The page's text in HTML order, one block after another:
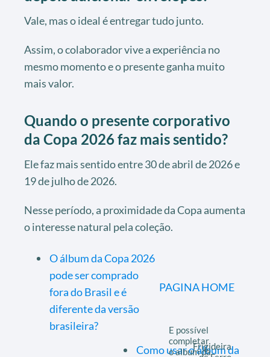
Vale, mas o ideal é entregar tudo junto.
Assim, o colaborador vive a experiência no
mesmo momento e o presente ganha muito
mais valor.
Quando o presente corporativo
da Copa 2026 faz mais sentido?
Ele faz mais sentido entre 30 de abril de 2026 e
19 de julho de 2026.
Nesse período, a proximidade da Copa aumenta
o interesse natural pela coleção.
O álbum da Copa 2026
pode ser comprado
fora do Brasil e é
diferente da versão
brasileira?
Como usar o álbum da
PAGINA HOME
E possível
completar
o album daFrigideira